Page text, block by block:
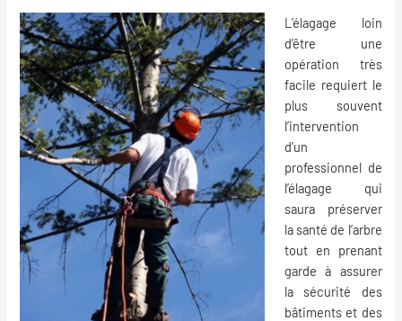
L’élagage loin
d’être une
opération très
facile requiert le
plus souvent
l’intervention
d’un
professionnel de
l’élagage qui
saura préserver
la santé de l’arbre
tout en prenant
garde à assurer
la sécurité des
bâtiments et des